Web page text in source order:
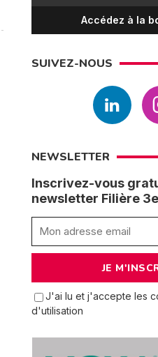
Accédez à la
SUIVEZ-NOUS
NEWSLETTER
Inscrivez-vous
newsletter Filière 3e
J'ai lu et j'accepte les
d'utilisation